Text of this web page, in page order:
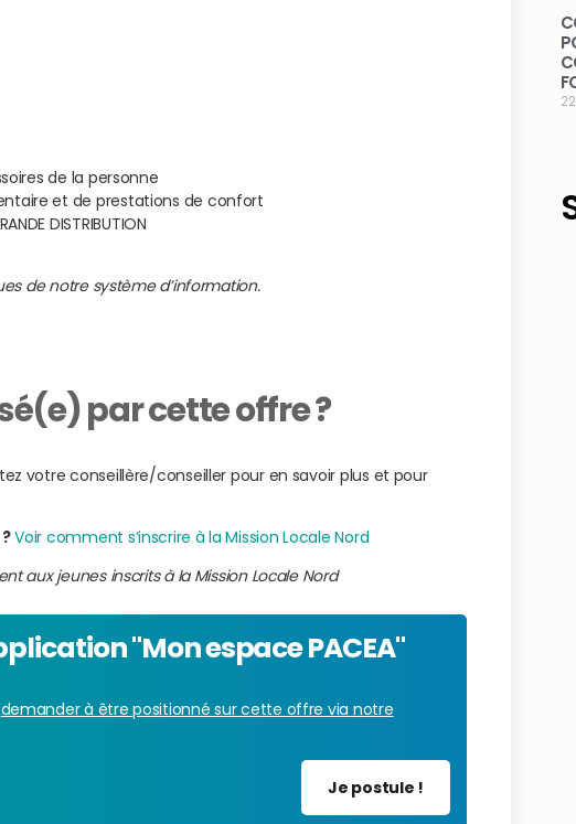
de la personne
et de prestations de confort
DISTRIBUTION
de notre système d’information.
par cette offre ?
votre conseillère/conseiller pour en savoir plus et pour
Voir comment s’inscrire à la Mission Locale Nord
aux jeunes inscrits à la Mission Locale Nord
"Mon espace PACEA"
demander à être positionné sur cette offre via notre
Je postule !